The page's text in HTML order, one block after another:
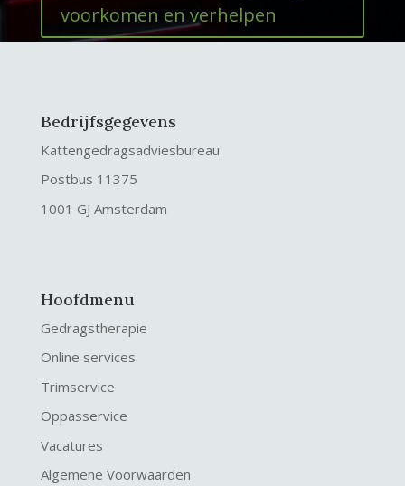
voorkomen en verhelpen
Bedrijfsgegevens
Kattengedragsadviesbureau
Postbus 11375
1001 GJ Amsterdam
Hoofdmenu
Gedragstherapie
Online services
Trimservice
Oppasservice
Vacatures
Algemene Voorwaarden